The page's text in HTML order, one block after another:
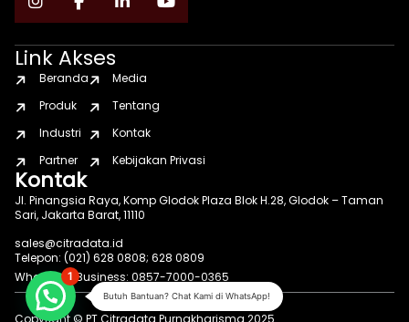
Link Akses
Beranda
Produk
Industri
Partner
Media
Tentang
Kontak
Kebijakan Privasi
Kontak
Jl. Pinangsia Raya, Komp Glodok Plaza Blok H.28, Glodok – Taman
Sari, Jakarta Barat, 11110
sales@citradata.id
Telepon: (021) 628 0808; 628 0809
WhatsApp Business: 0857-7000-0365
Copyright © PT Citradata Purnakharisma 2025
Butuh Bantuan? Chat Kami di WhatsApp!
1